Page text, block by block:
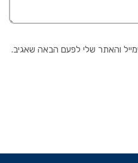
והאתר שלי לפעם הבאה שאגיב.